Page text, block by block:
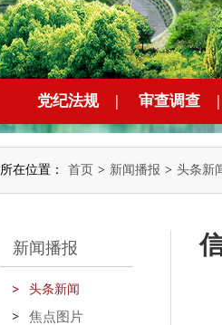
党纪法规 | 审查调查 |
所在位置： 首页 > 新闻播报 > 头条新
新闻播报
头条新闻
焦点图片